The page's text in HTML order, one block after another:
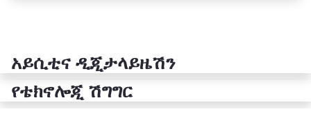
አይሲቲና ዲጂታላይዜሽን
የቴክኖሎጂ ሽግግር